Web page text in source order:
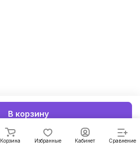
В корзину
Корзина Избранные Кабинет Сравнение